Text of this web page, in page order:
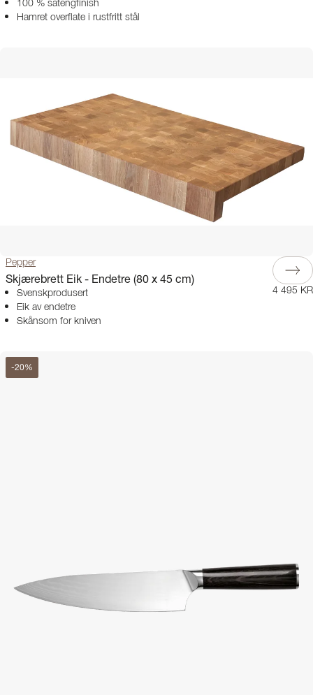
100 % satengfinish
Hamret overflate i rustfritt stål
Pepper
Skjærebrett Eik - Endetre (80 x 45 cm)
Svenskprodusert
Eik av endetre
Skånsom for kniven
4 495 KR
-20%